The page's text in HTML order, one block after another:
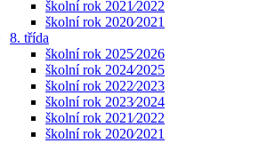
školní rok 2021⁄2022
školní rok 2020⁄2021
8. třída
školní rok 2025⁄2026
školní rok 2024⁄2025
školní rok 2022⁄2023
školní rok 2023⁄2024
školní rok 2021⁄2022
školní rok 2020⁄2021